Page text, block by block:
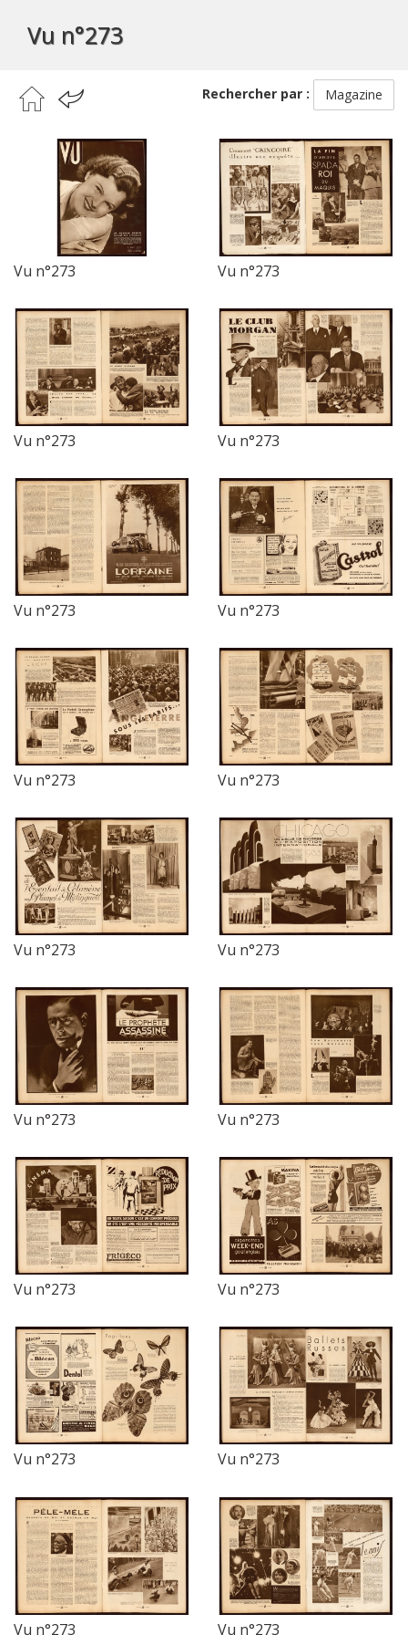
Vu n°273
Rechercher par : Magazine
Vu n°273 Vu n°273
Vu n°273 Vu n°273
Vu n°273 Vu n°273
Vu n°273 Vu n°273
Vu n°273 Vu n°273
Vu n°273 Vu n°273
Vu n°273 Vu n°273
Vu n°273 Vu n°273
Vu n°273 Vu n°273